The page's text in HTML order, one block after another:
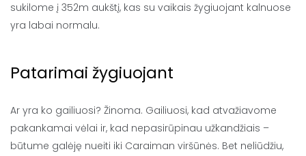
sukilome į 352m aukštį, kas su vaikais žygiuojant kalnuose
yra labai normalu.
Patarimai žygiuojant
Ar yra ko gailiuosi? Žinoma. Gailiuosi, kad atvažiavome
pakankamai vėlai ir, kad nepasirūpinau užkandžiais –
būtume galėję nueiti iki Caraiman viršūnės. Bet neliūdžiu,